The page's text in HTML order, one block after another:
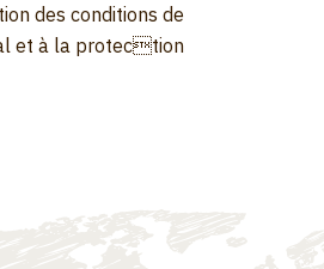
des conditions de
et à la protection